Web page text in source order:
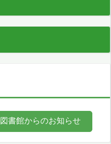
図書館からのお知らせ